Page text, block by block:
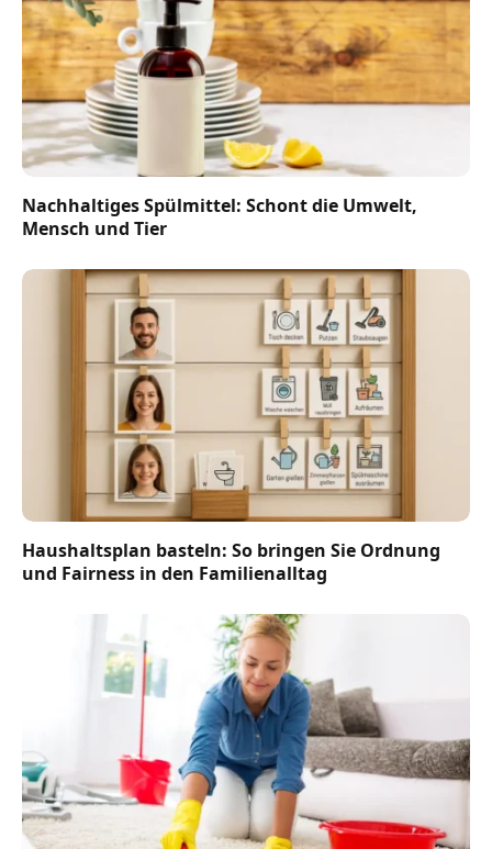
Nachhaltiges Spülmittel: Schont die Umwelt,
Mensch und Tier
Haushaltsplan basteln: So bringen Sie Ordnung
und Fairness in den Familienalltag